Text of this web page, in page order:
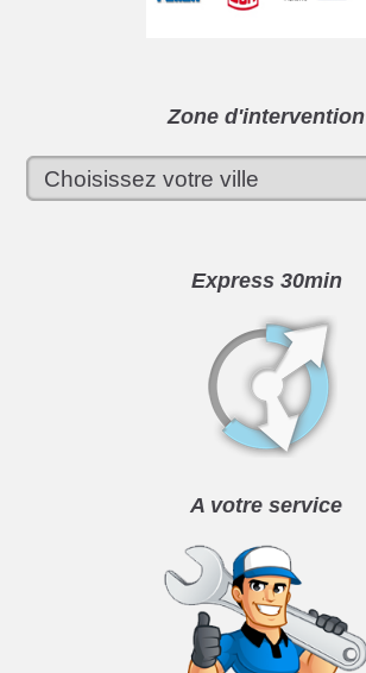
Zone d'intervention
Express 30min
A votre service